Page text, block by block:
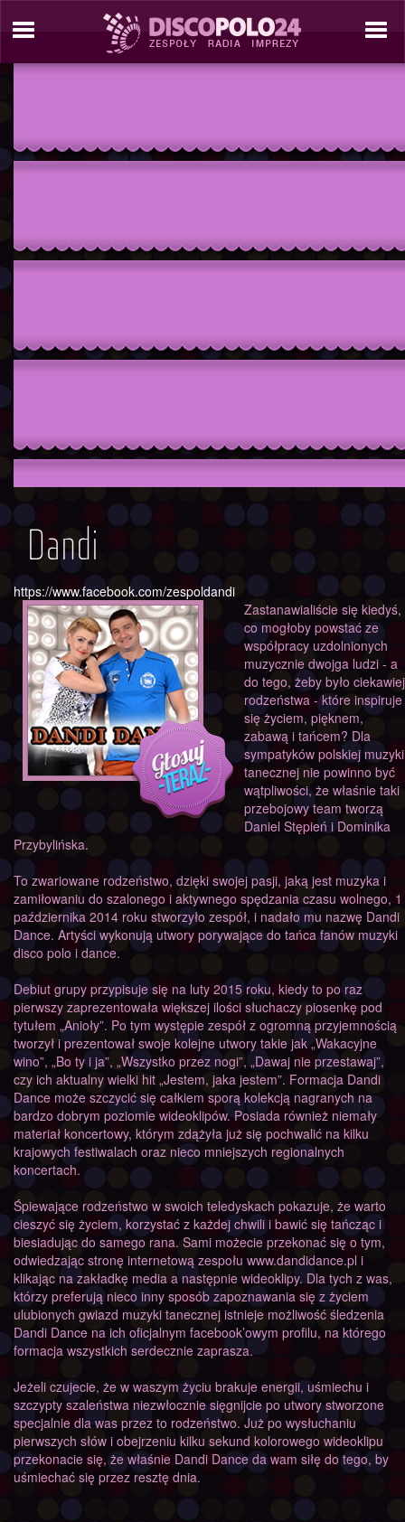
./tresc/zespol_informacje.php./include/site_tools/
Dandi
https://www.facebook.com/zespoldandi
Zastanawialiście się kiedyś,
co mogłoby powstać ze
współpracy uzdolnionych
muzycznie dwojga ludzi - a
do tego, żeby było ciekawiej
rodzeństwa - które inspiruje
się życiem, pięknem,
zabawą i tańcem? Dla
sympatyków polskiej muzyki
tanecznej nie powinno być
wątpliwości, że właśnie taki
przebojowy team tworzą
Daniel Stępień i Dominika
Przybylińska.
To zwariowane rodzeństwo, dzięki swojej pasji, jaką jest muzyka i
zamiłowaniu do szalonego i aktywnego spędzania czasu wolnego, 1
października 2014 roku stworzyło zespół, i nadało mu nazwę Dandi
Dance. Artyści wykonują utwory porywające do tańca fanów muzyki
disco polo i dance.
Debiut grupy przypisuje się na luty 2015 roku, kiedy to po raz
pierwszy zaprezentowała większej ilości słuchaczy piosenkę pod
tytułem „Anioły”. Po tym występie zespół z ogromną przyjemnością
tworzył i prezentował swoje kolejne utwory takie jak „Wakacyjne
wino”, „Bo ty i ja”, „Wszystko przez nogi”, „Dawaj nie przestawaj”,
czy ich aktualny wielki hit „Jestem, jaka jestem”. Formacja Dandi
Dance może szczycić się całkiem sporą kolekcją nagranych na
bardzo dobrym poziomie wideoklipów. Posiada również niemały
materiał koncertowy, którym zdążyła już się pochwalić na kilku
krajowych festiwalach oraz nieco mniejszych regionalnych
koncertach.
Śpiewające rodzeństwo w swoich teledyskach pokazuje, że warto
cieszyć się życiem, korzystać z każdej chwili i bawić się tańcząc i
biesiadując do samego rana. Sami możecie przekonać się o tym,
odwiedzając stronę internetową zespołu www.dandidance.pl i
klikając na zakładkę media a następnie wideoklipy. Dla tych z was,
którzy preferują nieco inny sposób zapoznawania się z życiem
ulubionych gwiazd muzyki tanecznej istnieje możliwość śledzenia
Dandi Dance na ich oficjalnym facebook’owym profilu, na którego
formacja wszystkich serdecznie zaprasza.
Jeżeli czujecie, że w waszym życiu brakuje energii, uśmiechu i
szczypty szaleństwa niezwłocznie sięgnijcie po utwory stworzone
specjalnie dla was przez to rodzeństwo. Już po wysłuchaniu
pierwszych słów i obejrzeniu kilku sekund kolorowego wideoklipu
przekonacie się, że właśnie Dandi Dance da wam siłę do tego, by
uśmiechać się przez resztę dnia.